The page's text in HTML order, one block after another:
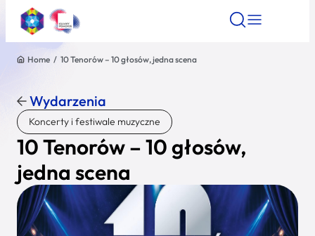
Znajdź atrakcję
Nazwa atrakcji
Miasto
Kategoria
Home / 10 Tenorów – 10 głosów, jedna scena
Wydarzenia
Koncerty i festiwale muzyczne
10 Tenorów – 10 głosów,
jedna scena